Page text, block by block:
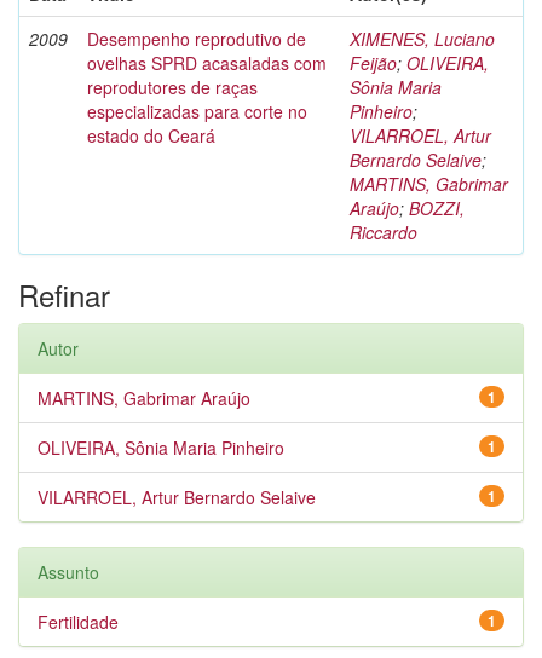
2009
Desempenho reprodutivo de
ovelhas SPRD acasaladas com
reprodutores de raças
especializadas para corte no
estado do Ceará
XIMENES, Luciano
Feijão; OLIVEIRA,
Sônia Maria
Pinheiro;
VILARROEL, Artur
Bernardo Selaive;
MARTINS, Gabrimar
Araújo; BOZZI,
Riccardo
Refinar
Autor
1
MARTINS, Gabrimar Araújo
1
OLIVEIRA, Sônia Maria Pinheiro
1
VILARROEL, Artur Bernardo Selaive
Assunto
1
Fertilidade